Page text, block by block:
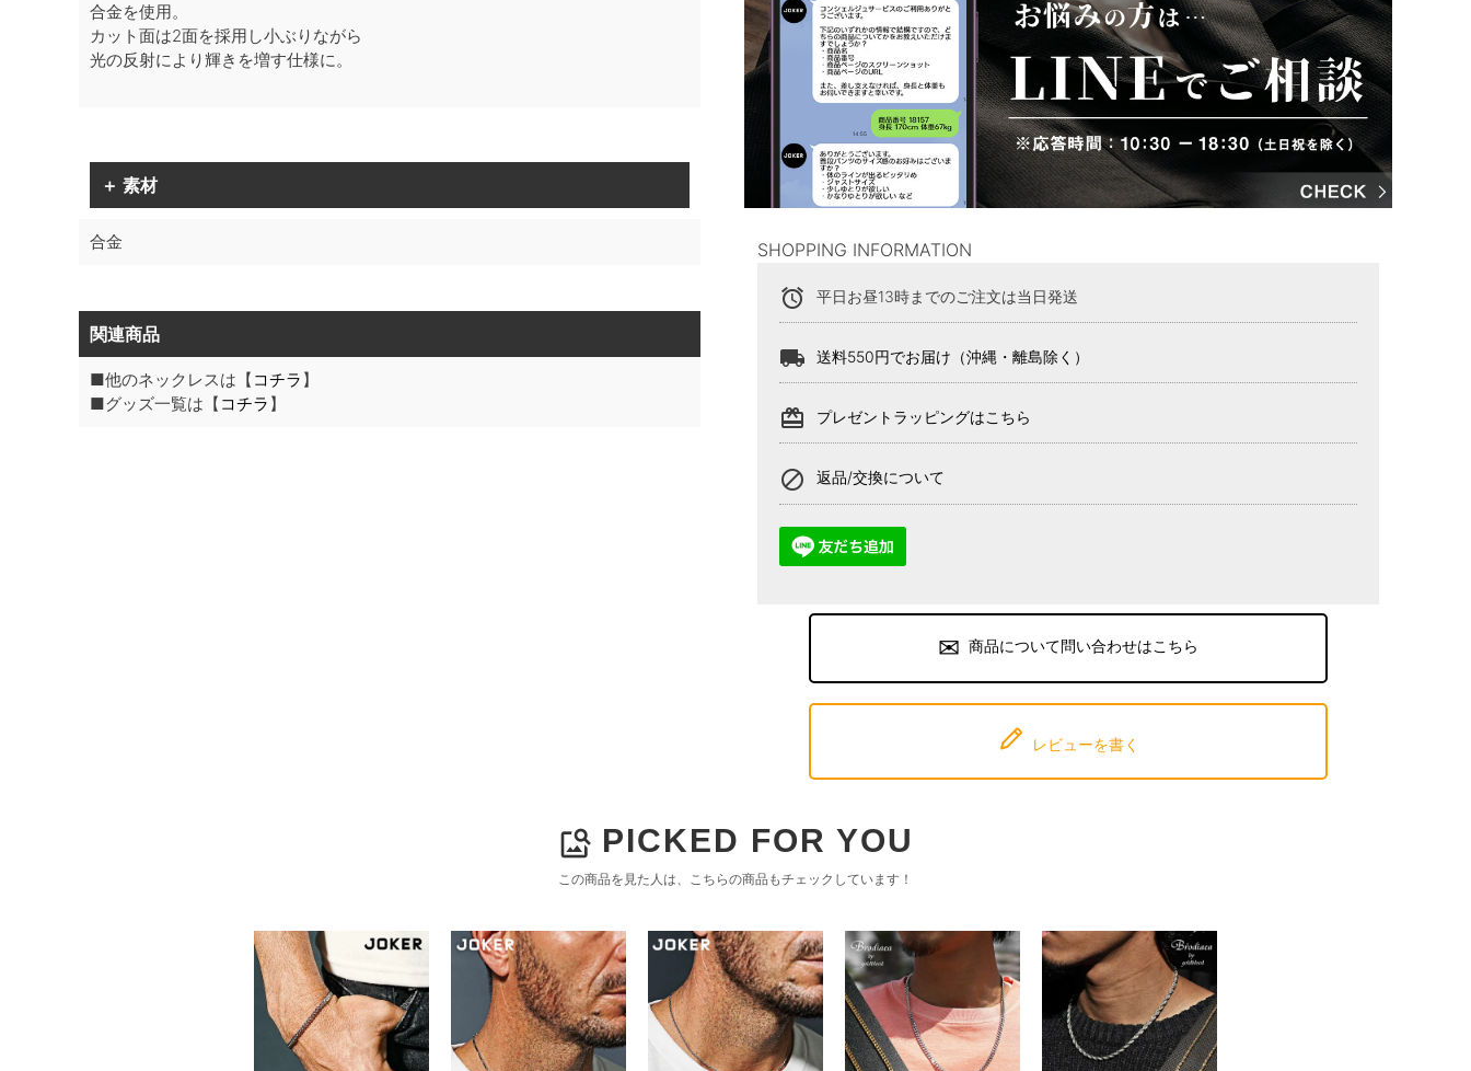
合金を使用。
カット面は2面を採用し小ぶりながら
光の反射により輝きを増す仕様に。
＋ 素材
合金
関連商品
■他のネックレスは【 コチラ 】
■グッズ一覧は【 コチラ 】
SHOPPING INFORMATION
alarm 平日お昼13時までのご注文は当日発送
local_shipping 送料550円でお届け（沖縄・離島除く）
card_giftcard プレゼントラッピングはこちら
block 返品/交換について
商品について問い合わせはこちら
レビューを書く
image_search PICKED FOR YOU
この商品を見た人は、こちらの商品もチェックしています！